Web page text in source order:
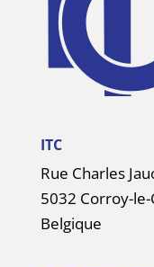
ITC
Rue Charles
5032 Corroy-
Belgique